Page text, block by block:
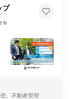
プ
有
、不動産管理